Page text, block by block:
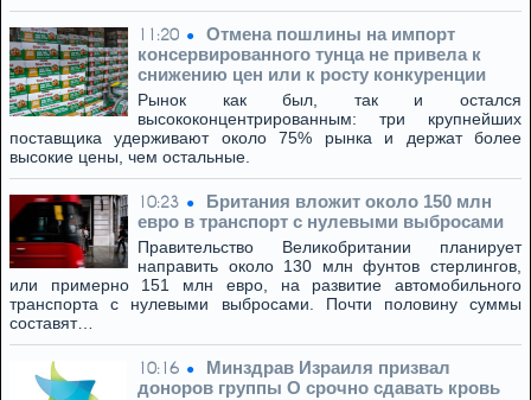
11:20
Отмена пошлины на импорт
консервированного тунца не привела к
снижению цен или к росту конкуренции
Рынок как был, так и остался
высококонцентрированным: три крупнейших
поставщика удерживают около 75% рынка и держат более
высокие цены, чем остальные.
10:23
Британия вложит около 150 млн
евро в транспорт с нулевыми выбросами
Правительство Великобритании планирует
направить около 130 млн фунтов стерлингов,
или примерно 151 млн евро, на развитие автомобильного
транспорта с нулевыми выбросами. Почти половину суммы
составят…
10:16
Минздрав Израиля призвал
доноров группы O срочно сдавать кровь